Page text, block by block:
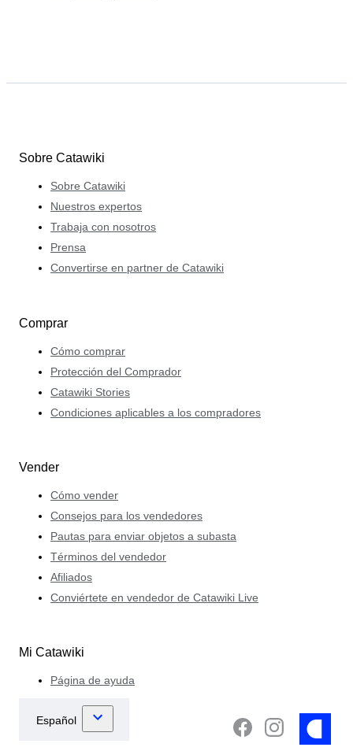
Sobre Catawiki
Sobre Catawiki
Nuestros expertos
Trabaja con nosotros
Prensa
Convertirse en partner de Catawiki
Comprar
Cómo comprar
Protección del Comprador
Catawiki Stories
Condiciones aplicables a los compradores
Vender
Cómo vender
Consejos para los vendedores
Pautas para enviar objetos a subasta
Términos del vendedor
Afiliados
Conviértete en vendedor de Catawiki Live
Mi Catawiki
Página de ayuda